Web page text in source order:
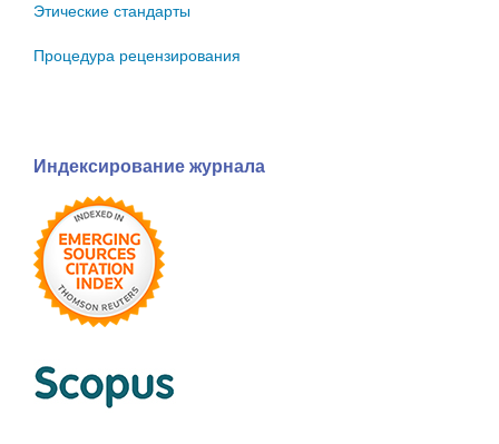
Этические стандарты
Процедура рецензирования
Индексирование журнала